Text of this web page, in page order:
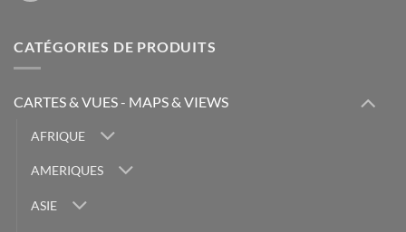
CATÉGORIES DE PRODUITS
CARTES & VUES - MAPS & VIEWS
AFRIQUE
AMERIQUES
ASIE